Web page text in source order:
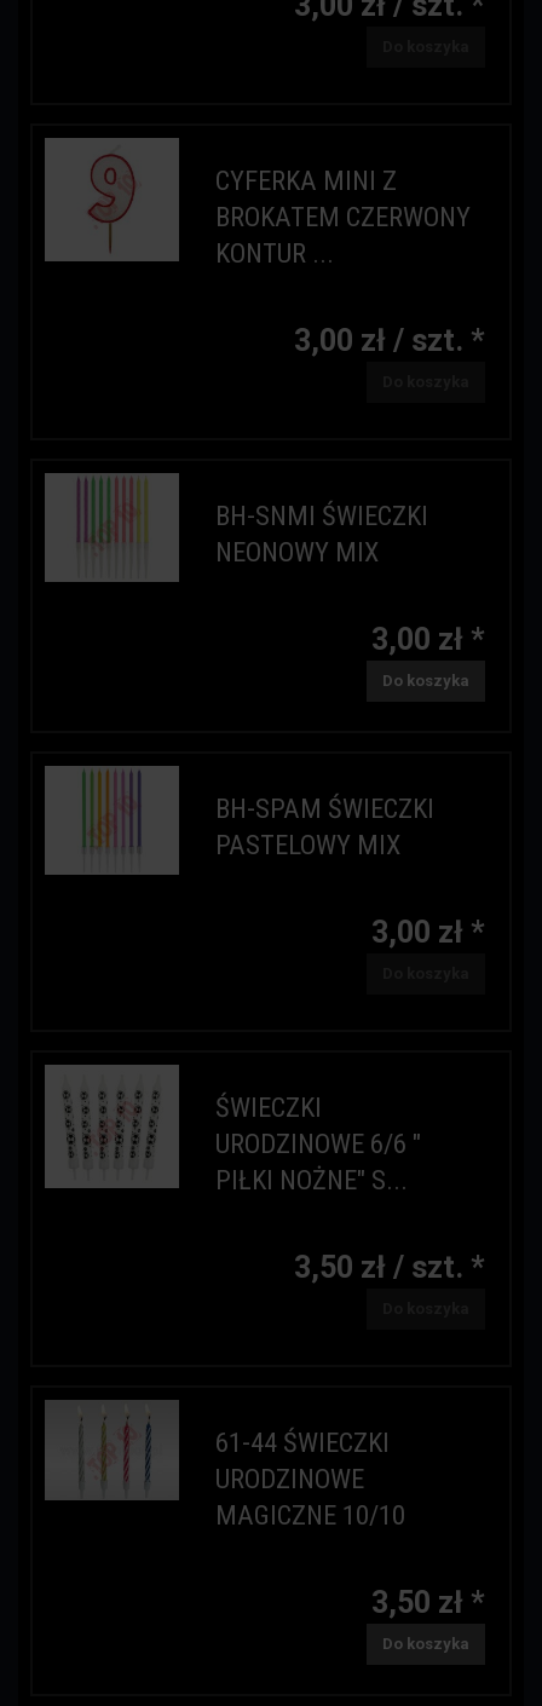
CYFERKA MINI Z
BROKATEM CZERWONY
KONTUR ...
3,00 zł / szt. *
BH-SNMI ŚWIECZKI
NEONOWY MIX
3,00 zł *
Do koszyka
BH-SPAM ŚWIECZKI
PASTELOWY MIX
3,00 zł *
ŚWIECZKI
URODZINOWE 6/6 "
PIŁKI NOŻNE" S...
3,50 zł / szt. *
61-44 ŚWIECZKI
URODZINOWE
MAGICZNE 10/10
3,50 zł *
Do koszyka